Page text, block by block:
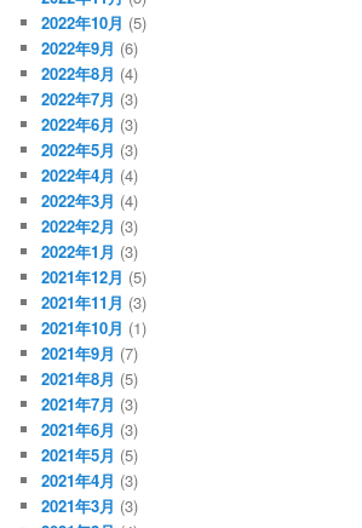
2022年10月 (5)
2022年9月 (6)
2022年8月 (4)
2022年7月 (3)
2022年6月 (3)
2022年5月 (3)
2022年4月 (4)
2022年3月 (4)
2022年2月 (3)
2022年1月 (3)
2021年12月 (5)
2021年11月 (3)
2021年10月 (1)
2021年9月 (7)
2021年8月 (5)
2021年7月 (3)
2021年6月 (3)
2021年5月 (5)
2021年4月 (3)
2021年3月 (3)